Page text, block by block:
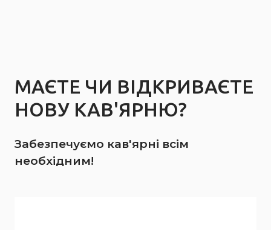
МАЄТЕ ЧИ ВІДКРИВАЄТЕ
НОВУ КАВ'ЯРНЮ?
Забезпечуємо кав'ярні всім
необхідним!